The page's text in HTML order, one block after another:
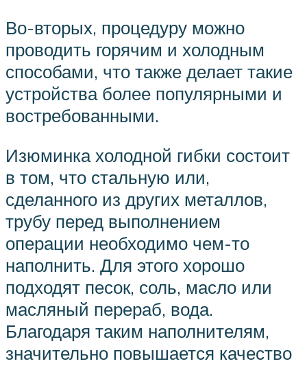
Во-вторых, процедуру можно
проводить горячим и холодным
способами, что также делает такие
устройства более популярными и
востребованными.
Изюминка холодной гибки состоит
в том, что стальную или,
сделанного из других металлов,
трубу перед выполнением
операции необходимо чем-то
наполнить. Для этого хорошо
подходят песок, соль, масло или
масляный перераб, вода.
Благодаря таким наполнителям,
значительно повышается качество